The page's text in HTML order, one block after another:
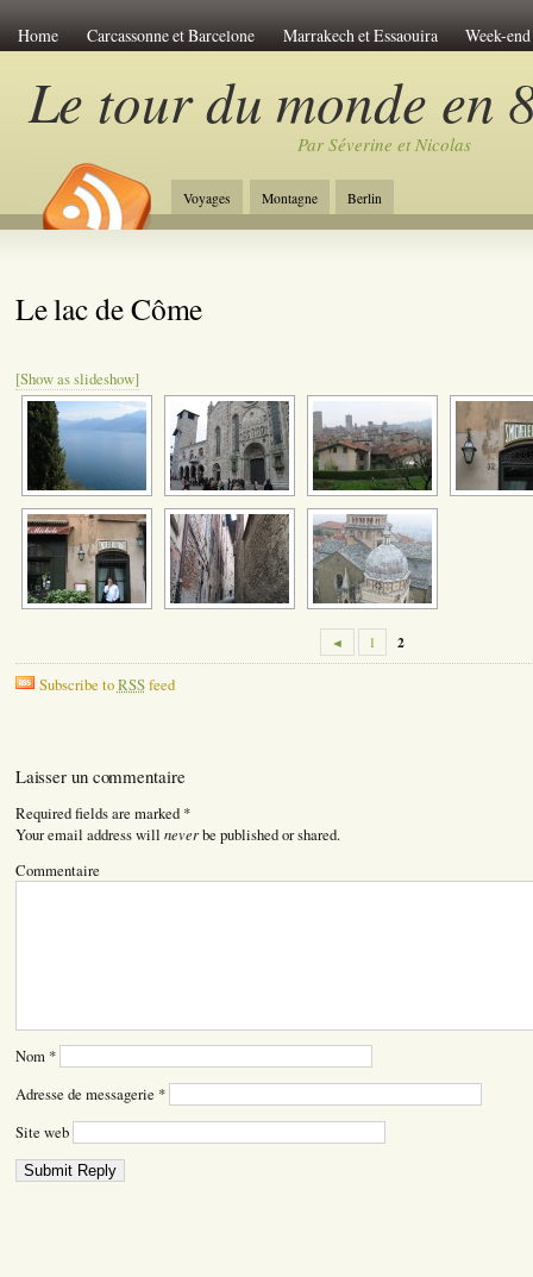
Home Carcassonne et Barcelone Marrakech et Essaouira
Week-
Venise Romantique
Week-end à Amsterdam Chine et Tibet
Découverte du Japon Le tour de Sicile
Jordanie et Désert
Week-end à Riga Week-end à Bratislava
New-York Stories
Le tour du monde en
Par Séverine et Nicolas
Voyages Montagne Berlin
Le lac de Côme
[Show as slideshow]
◄ 1 2
Subscribe toRSSfeed
Laisser un commentaire
Required fields are marked *
Your email address will neverbe published or shared.
Commentaire
Nom *
Adresse de messagerie *
Site web